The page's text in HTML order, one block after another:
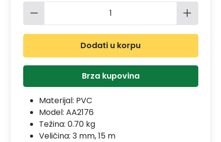
Količina proizvoda: Unesite
Dodati u korpu
Brza kupovina
Materijal: PVC
Model: AA2176
Težina: 0.70 kg
Veličina: 3 mm, 15 m